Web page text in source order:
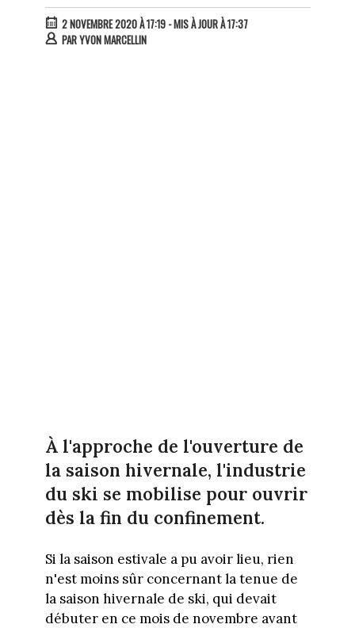
2 NOVEMBRE 2020 À 17:19- MIS À JOUR À 17:37
PARYVON MARCELLIN
À l'approche de l'ouverture de
la saison hivernale, l'industrie
du ski se mobilise pour ouvrir
dès la fin du confinement.
Si la saison estivale a pu avoir lieu, rien
n'est moins sûr concernant la tenue de
la saison hivernale de ski, qui devait
débuter en ce mois de novembre avant